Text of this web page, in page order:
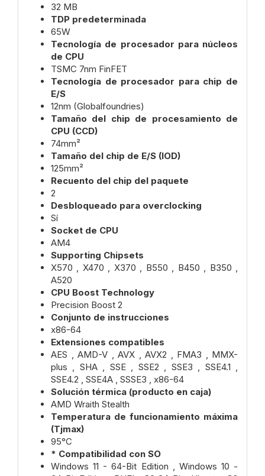
32 MB
TDP predeterminada
65W
Tecnología de procesador para núcleos
de CPU
TSMC 7nm FinFET
Tecnología de procesador para chip de
E/S
12nm (Globalfoundries)
Tamaño del chip de procesamiento de
CPU (CCD)
74mm²
Tamaño del chip de E/S (IOD)
125mm²
Recuento del chip del paquete
2
Desbloqueado para overclocking
Sí
Socket de CPU
AM4
Supporting Chipsets
X570 , X470 , X370 , B550 , B450 , B350 ,
A520
CPU Boost Technology
Precision Boost 2
Conjunto de instrucciones
x86-64
Extensiones compatibles
AES , AMD-V , AVX , AVX2 , FMA3 , MMX-
plus , SHA , SSE , SSE2 , SSE3 , SSE4.1 ,
SSE4.2 , SSE4A , SSSE3 , x86-64
Solución térmica (producto en caja)
AMD Wraith Stealth
Temperatura de funcionamiento máxima
(Tjmax)
95°C
* Compatibilidad con SO
Windows 11 - 64-Bit Edition , Windows 10 -